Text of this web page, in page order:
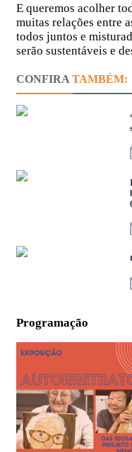
E queremos acolher
muitas relações entre
todos juntos e
serão sustentáveis e
CONFIRA TAMBÉM:
Programação